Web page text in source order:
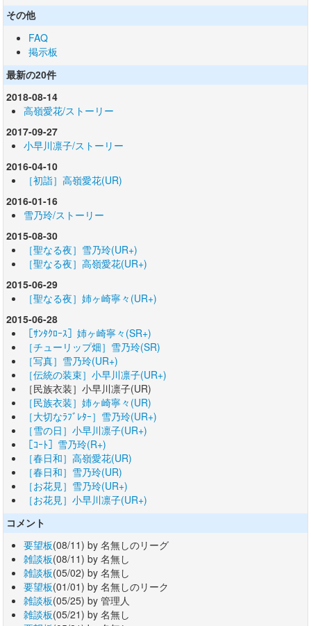
その他
FAQ
掲示板
最新の20件
2018-08-14
高嶺愛花/ストーリー
2017-09-27
小早川凛子/ストーリー
2016-04-10
［初詣］高嶺愛花(UR)
2016-01-16
雪乃玲/ストーリー
2015-08-30
［聖なる夜］雪乃玲(UR+)
［聖なる夜］高嶺愛花(UR+)
2015-06-29
［聖なる夜］姉ヶ崎寧々(UR+)
2015-06-28
［ｻﾝﾀｸﾛｰｽ］姉ヶ崎寧々(SR+)
［チューリップ畑］雪乃玲(SR)
［写真］雪乃玲(UR+)
［伝統の装束］小早川凛子(UR+)
［民族衣装］小早川凛子(UR)
［民族衣装］姉ヶ崎寧々(UR)
［大切なﾗﾌﾞﾚﾀｰ］雪乃玲(UR+)
［雪の日］小早川凛子(UR+)
［ｺｰﾄ］雪乃玲(R+)
［春日和］高嶺愛花(UR)
［春日和］雪乃玲(UR)
［お花見］雪乃玲(UR+)
［お花見］小早川凛子(UR+)
コメント
要望板(08/11) by 名無しのリーグ
雑談板(08/11) by 名無し
雑談板(05/02) by 名無し
要望板(01/01) by 名無しのリーク
雑談板(05/25) by 管理人
雑談板(05/21) by 名無し